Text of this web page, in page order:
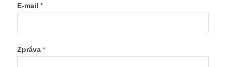
E-mail *
Zpráva *